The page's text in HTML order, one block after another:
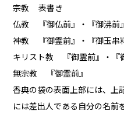
宗教 表書き
仏教 『御仏前』・『御沸前
神教 『御霊前』・『御玉串
キリスト教 『御霊前』・『
無宗教 『御霊前』
香典の袋の表面上部には、上
には差出人である自分の名前